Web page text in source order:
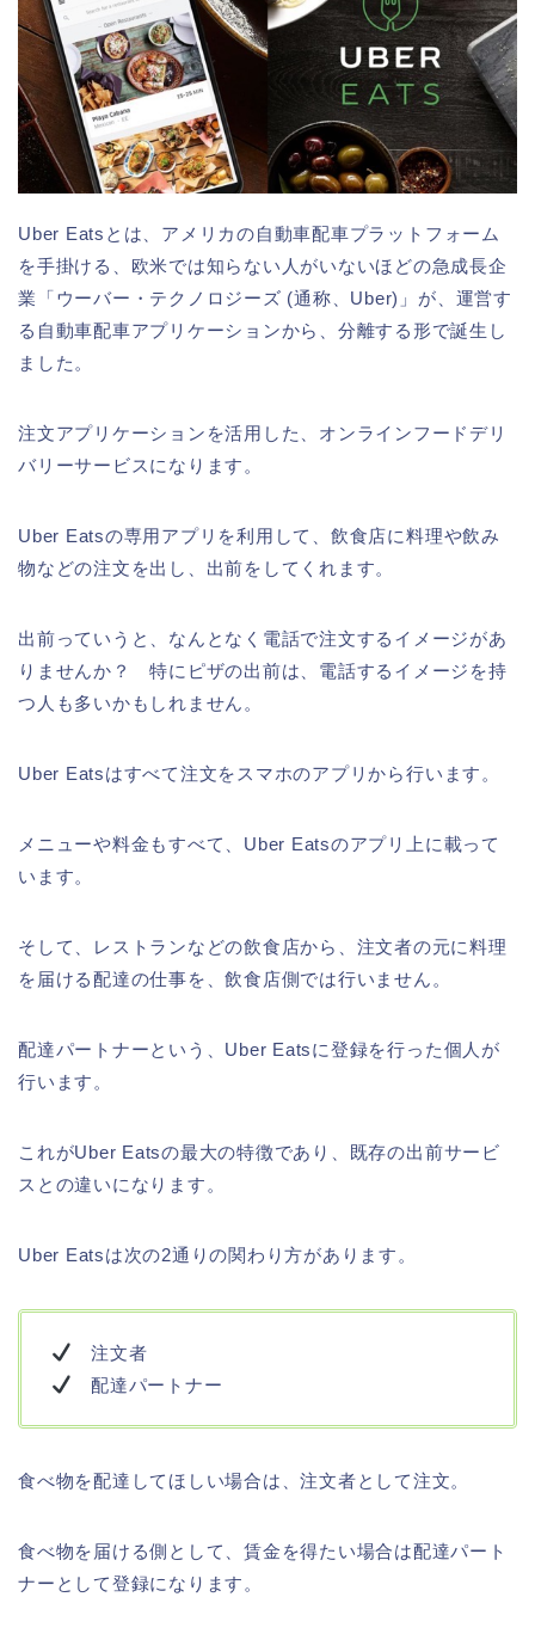
Uber Eatsとは、アメリカの自動車配車プラットフォーム
を手掛ける、欧米では知らない人がいないほどの急成長企
業「ウーバー・テクノロジーズ (通称、Uber)」が、運営す
る自動車配車アプリケーションから、分離する形で誕生し
ました。
注文アプリケーションを活用した、オンラインフードデリ
バリーサービスになります。
Uber Eatsの専用アプリを利用して、飲食店に料理や飲み
物などの注文を出し、出前をしてくれます。
出前っていうと、なんとなく電話で注文するイメージがあ
りませんか？ 特にピザの出前は、電話するイメージを持
つ人も多いかもしれません。
Uber Eatsはすべて注文をスマホのアプリから行います。
メニューや料金もすべて、Uber Eatsのアプリ上に載って
います。
そして、レストランなどの飲食店から、注文者の元に料理
を届ける配達の仕事を、飲食店側では行いません。
配達パートナーという、Uber Eatsに登録を行った個人が
行います。
これがUber Eatsの最大の特徴であり、既存の出前サービ
スとの違いになります。
Uber Eatsは次の2通りの関わり方があります。
注文者
配達パートナー
食べ物を配達してほしい場合は、注文者として注文。
食べ物を届ける側として、賃金を得たい場合は配達パート
ナーとして登録になります。